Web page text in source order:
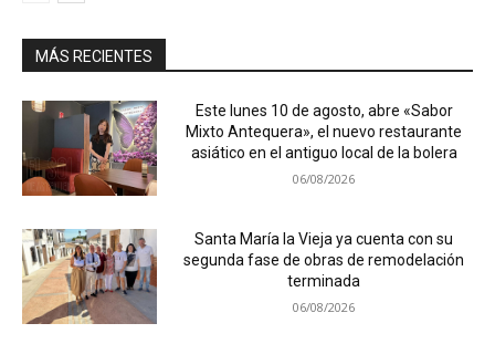
MÁS RECIENTES
Este lunes 10 de agosto, abre «Sabor
Mixto Antequera», el nuevo restaurante
asiático en el antiguo local de la bolera
06/08/2026
Santa María la Vieja ya cuenta con su
segunda fase de obras de remodelación
terminada
06/08/2026